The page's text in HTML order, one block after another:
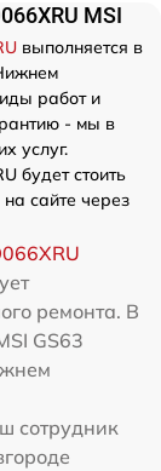
MSI
выполняется в
работ и
- мы в
услуг.
будет стоить
сайте через
ремонта. В
GS63
сотрудник